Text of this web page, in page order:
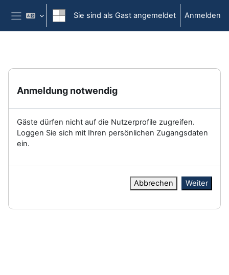
Zum Hauptinhalt
Website-Übersicht
Sie sind als Gast angemeldet Anmelden
Anmeldung notwendig
Gäste dürfen nicht auf die Nutzerprofile zugreifen.
Loggen Sie sich mit Ihren persönlichen Zugangsdaten
ein.
Abbrechen Weiter